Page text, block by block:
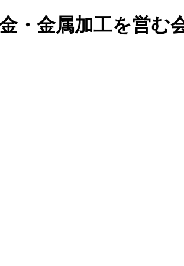
・金属加工を営む